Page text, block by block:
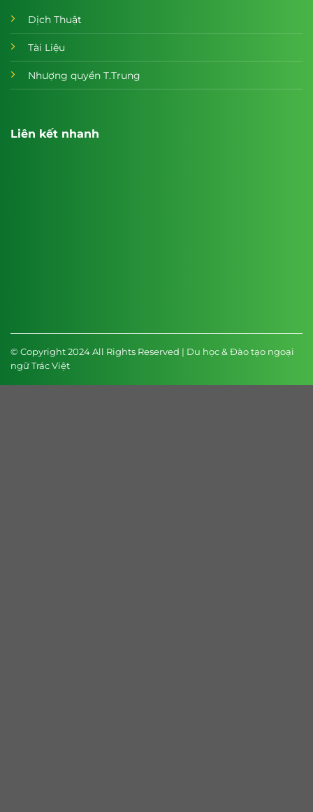
Dịch Thuật
Tài Liệu
Nhượng quyền T.Trung
Liên kết nhanh
© Copyright 2024 All Rights Reserved | Du học & Đào tạo ngoại
ngữ Trác Việt